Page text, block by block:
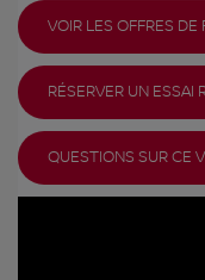
VOIR LES OFFRES
RÉSERVER UN ESSAI
QUESTIONS SUR CE